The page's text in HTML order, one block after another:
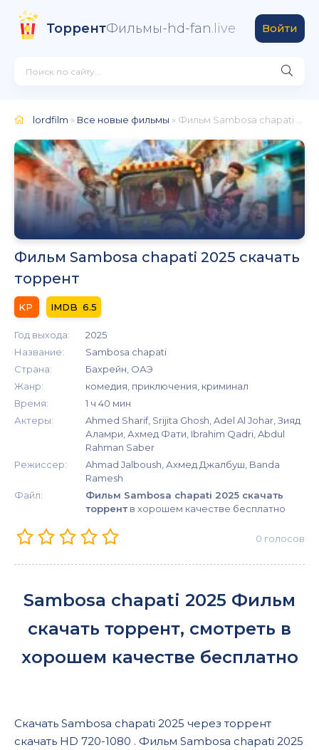
ТоррентФильмы-hd-fan.live Войти
lordfilm » Все новые фильмы » Фильм Sambosa chapati 2025
Фильм Sambosa chapati 2025 скачать
торрент
6.5
Год выхода:
2025
Название:
Sambosa chapati
Страна:
Бахрейн, ОАЭ
Жанр:
комедия, приключения, криминал
Время:
1 ч 40 мин
Актеры:
Ahmed Sharif, Srijita Ghosh, Adel Al Johar, Зияд
Аламри, Ахмед Фати, Ibrahim Qadri, Abdul
Rahman Saber
Режиссер:
Ahmad Jalboush, Ахмед Джалбуш, Banda
Ramesh
Файл:
Фильм Sambosa chapati 2025 скачать
торрент в хорошем качестве бесплатно
0 голосов
Sambosa chapati 2025 Фильм
скачать торрент, смотреть в
хорошем качестве бесплатно
Скачать Sambosa chapati 2025 через торрент
скачать HD 720-1080 . Фильм Sambosa chapati 2025